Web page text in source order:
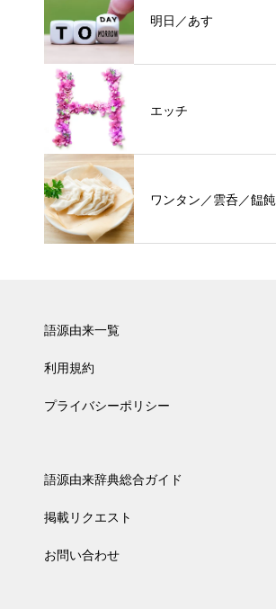
明日／あす
エッチ
ワンタン／雲呑／饂飩
語源由来一覧
利用規約
プライバシーポリシー
語源由来辞典総合ガイド
掲載リクエスト
お問い合わせ